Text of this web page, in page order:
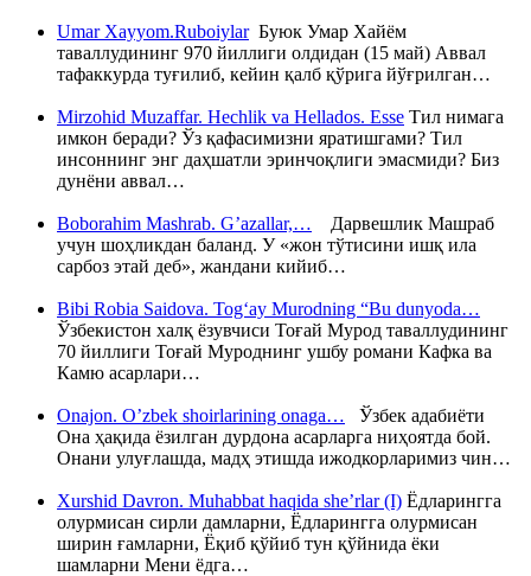
Umar Xayyom.RuboiylarБуюк Умар Хайём
таваллудининг 970 йиллиги олдидан (15 май) Аввал
тафаккурда туғилиб, кейин қалб қўрига йўғрилган…
Mirzohid Muzaffar. Hechlik va Hellados. Esse Тил нимага
имкон беради? Ўз қафасимизни яратишгами? Тил
инсоннинг энг даҳшатли эринчоқлиги эмасмиди? Биз
дунёни аввал…
Boborahim Mashrab. G’azallar,… Дарвешлик Машраб
учун шоҳликдан баланд. У «жон тўтисини ишқ ила
сарбоз этай деб», жандани кийиб…
Bibi Robia Saidova. Tog‘ay Murodning “Bu dunyoda…
Ўзбекистон халқ ёзувчиси Тоғай Мурод таваллудининг
70 йиллиги Тоғай Муроднинг ушбу романи Кафка ва
Камю асарлари…
Onajon. O’zbek shoirlarining onaga… Ўзбек адабиёти
Она ҳақида ёзилган дурдона асарларга ниҳоятда бой.
Онани улуғлашда, мадҳ этишда ижодкорларимиз чин…
Xurshid Davron. Muhabbat haqida she’rlar (I) Ёдларингга
олурмисан сирли дамларни, Ёдларингга олурмисан
ширин ғамларни, Ёқиб қўйиб тун қўйнида ёки
шамларни Мени ёдга…